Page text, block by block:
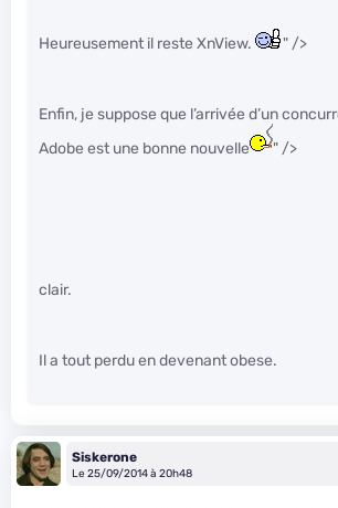
Heureusement il reste XnView. " />
Enfin, je suppose que l’arrivée d’un
Adobe est une bonne nouvelle
" />
clair.
Il a tout perdu en devenant obese.
Siskerone
Le 25/09/2014 à 20h48